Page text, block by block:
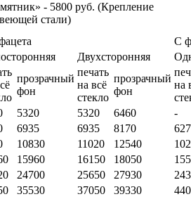
- 5800 руб. (Крепление
стали)
С
Двухсторонняя
прозрачный
фон
печать
на всё
стекло
прозрачный
фон
на
5320 5320 6460
-
6935 6935 8170
10830 11020 12540
15960 16150 18050
24700 25650 27930
35530 37050 39330